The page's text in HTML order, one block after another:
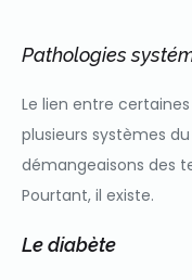
Pathologies
Le lien entre
plusieurs systèmes
démangeaisons des
Pourtant, il existe.
Le diabète